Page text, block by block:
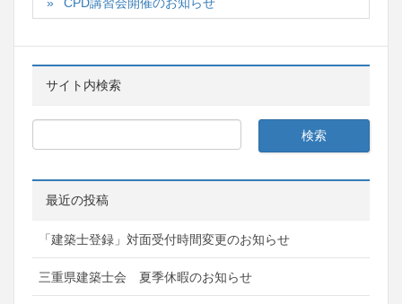
サイト内検索
最近の投稿
「建築士登録」対面受付時間変更のお知らせ
三重県建築士会 夏季休暇のお知らせ